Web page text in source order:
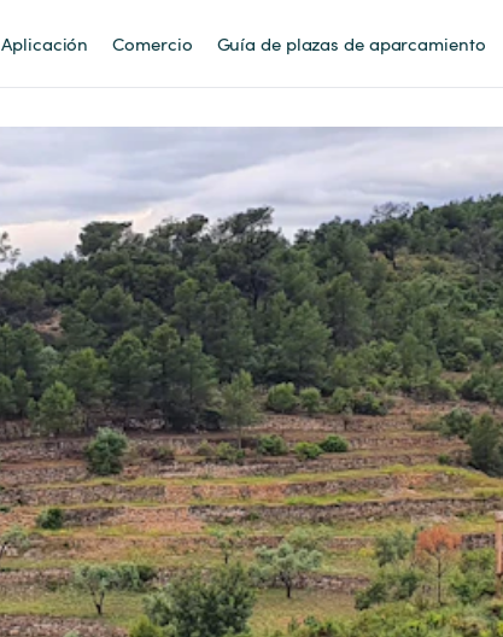
Aplicación Comercio Guía de plazas de aparcamiento